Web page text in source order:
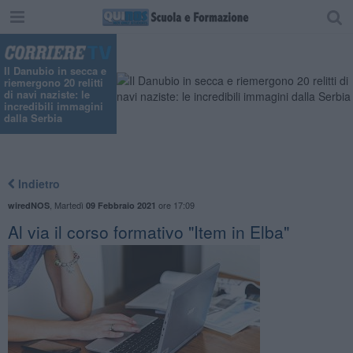
Il Danubio in secca e
riemergono 20 relitti
di navi naziste: le
incredibili immagini
dalla Serbia
Indietro
wiredNOS, Martedì 09 Febbraio 2021 ore 17:09
Al via il corso formativo "Item in Elba"